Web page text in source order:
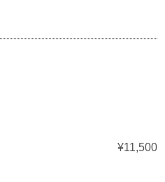
¥11,500